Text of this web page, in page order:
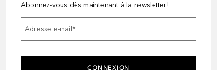
Abonnez-vous dès maintenant à la newsletter!
Adresse e-mail*
CONNEXION